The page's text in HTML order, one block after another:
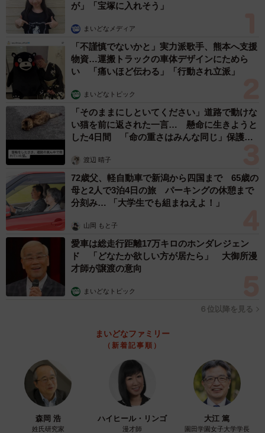
薄毛になる前に戻れるとしたら、予防としてどんな対策を行っておけば
よかったと思いますか？（提供画像）
最後に、「薄毛になる前に戻れるとしたら、予防としてど
んな対策を行っておけばよかったと思いますか」と聞いた
ところ、60％の人が「自分で頭皮マッサージもしくはヘッ
ドスパ」と回答したほか、「スカルプシャンプー」「市販
の育毛剤」「市販の発毛剤」なども挙げられたそうです。
が」「宝塚に入れそう」
まいどなメディア
「不謹慎でないかと」実力派歌手、熊本へ支援
物資…運搬トラックの車体デザインにためら
い 「痛いほど伝わる」「行動され立派」
まいどなトピック
「そのままにしといてください」道路で動けな
い猫を前に返された一言… 懸命に生きようと
した4日間 「命の重さはみんな同じ」保護団
渡辺 晴子
72歳父、軽自動車で新潟から四国まで 65歳の
母と2人で3泊4日の旅 パーキングの休憩まで
分刻み… 「大学生でも組まねえよ！」
山岡 もと子
愛車は総走行距離17万キロのホンダレジェン
ド 「どなたか欲しい方が居たら」 大御所漫
才師が譲渡の意向
まいどなトピック
６位以降を見る
まいどなファミリー
（新着記事順）
森岡 浩
姓氏研究家
ハイヒール・リンゴ
漫才師
大江 篤
園田学園女子大学学長